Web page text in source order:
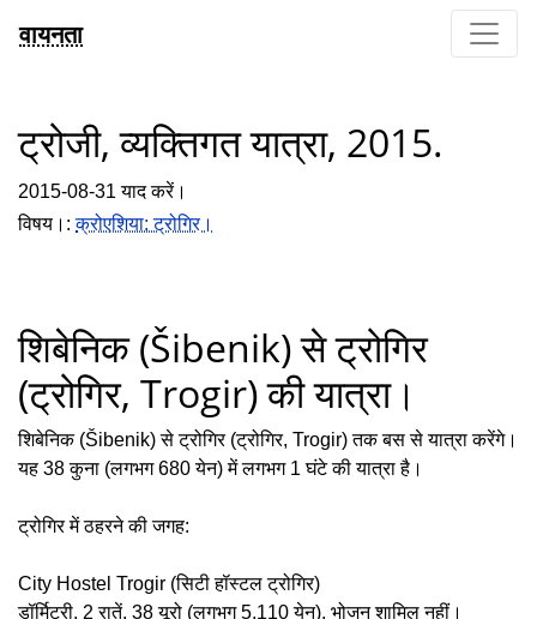
वायनता
ट्रोजी, व्यक्तिगत यात्रा, 2015.
2015-08-31 याद करें।
विषय।:क्रोएशिया: ट्रोगिर।
शिबेनिक (Šibenik) से ट्रोगिर
(ट्रोगिर, Trogir) की यात्रा।
शिबेनिक (Šibenik) से ट्रोगिर (ट्रोगिर, Trogir) तक बस से यात्रा करेंगे।
यह 38 कुना (लगभग 680 येन) में लगभग 1 घंटे की यात्रा है।
ट्रोगिर में ठहरने की जगह:
City Hostel Trogir (सिटी हॉस्टल ट्रोगिर)
डॉर्मिटरी, 2 रातें, 38 यूरो (लगभग 5,110 येन), भोजन शामिल नहीं।